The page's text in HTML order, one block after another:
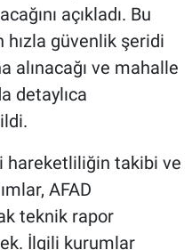
açıkladı. Bu
hızla güvenlik şeridi
alınacağı ve mahalle
detaylıca
hareketliliğin takibi ve
AFAD
teknik rapor
İlgili kurumlar